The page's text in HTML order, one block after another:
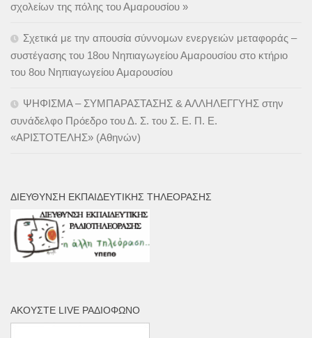
σχολείων της πόλης του Αμαρουσίου »
Σχετικά με την απουσία σύννομων ενεργειών μεταφοράς –
συστέγασης του 18ου Νηπιαγωγείου Αμαρουσίου στο κτήριο
του 8ου Νηπιαγωγείου Αμαρουσίου
ΨΗΦΙΣΜΑ – ΣΥΜΠΑΡΑΣΤΑΣΗΣ & ΑΛΛΗΛΕΓΓΥΗΣ στην
συνάδελφο Πρόεδρο του Δ. Σ. του Σ. Ε. Π. Ε.
«ΑΡΙΣΤΟΤΕΛΗΣ» (Αθηνών)
ΔΙΕΎΘΥΝΣΗ ΕΚΠΑΙΔΕΥΤΙΚΉΣ ΤΗΛΕΌΡΑΣΗΣ
ΑΚΟΎΣΤΕ LIVE ΡΑΔΙΌΦΩΝΟ